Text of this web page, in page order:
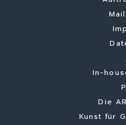
In-
Die
Kunst für